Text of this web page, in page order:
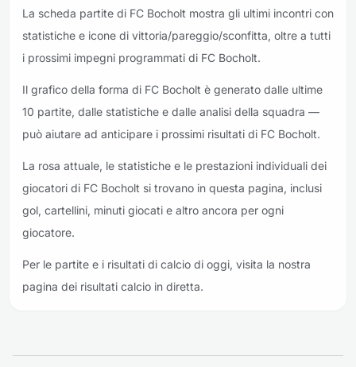
La scheda partite di FC Bocholt mostra gli ultimi incontri con
statistiche e icone di vittoria/pareggio/sconfitta, oltre a tutti
i prossimi impegni programmati di FC Bocholt.
Il grafico della forma di FC Bocholt è generato dalle ultime
10 partite, dalle statistiche e dalle analisi della squadra —
può aiutare ad anticipare i prossimi risultati di FC Bocholt.
La rosa attuale, le statistiche e le prestazioni individuali dei
giocatori di FC Bocholt si trovano in questa pagina, inclusi
gol, cartellini, minuti giocati e altro ancora per ogni
giocatore.
Per le partite e i risultati di calcio di oggi, visita la nostra
pagina dei risultati calcio in diretta.